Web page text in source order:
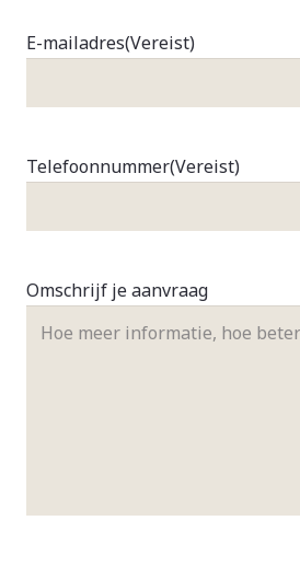
E-mailadres(Vereist)
Telefoonnummer(Vereist)
Omschrijf je aanvraag